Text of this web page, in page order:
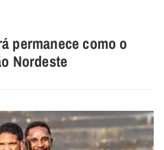
permanece como o
Nordeste